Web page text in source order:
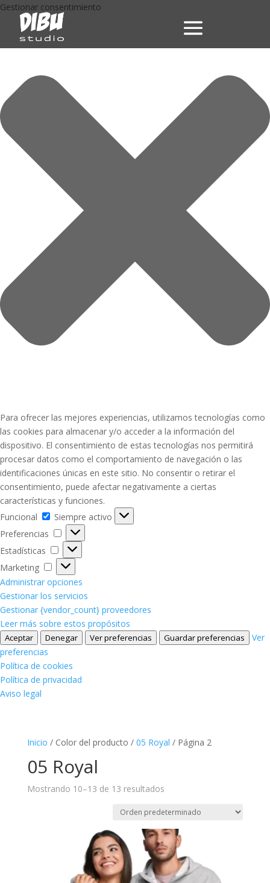
Gestionar consentimiento
Para ofrecer las mejores experiencias, utilizamos tecnologías como
las cookies para almacenar y/o acceder a la información del
dispositivo. El consentimiento de estas tecnologías nos permitirá
procesar datos como el comportamiento de navegación o las
identificaciones únicas en este sitio. No consentir o retirar el
consentimiento, puede afectar negativamente a ciertas
características y funciones.
Funcional
Funcional
Siempre activo
Preferencias
Preferencias
Estadísticas
Estadísticas
Marketing
Marketing
Administrar opciones
Gestionar los servicios
Gestionar {vendor_count} proveedores
Leer más sobre estos propósitos
Aceptar Denegar Ver preferencias Guardar preferencias
Ver
preferencias
Política de cookies
Política de privacidad
Aviso legal
Inicio / Color del producto / 05 Royal / Página 2
05 Royal
Mostrando 10–13 de 13 resultados